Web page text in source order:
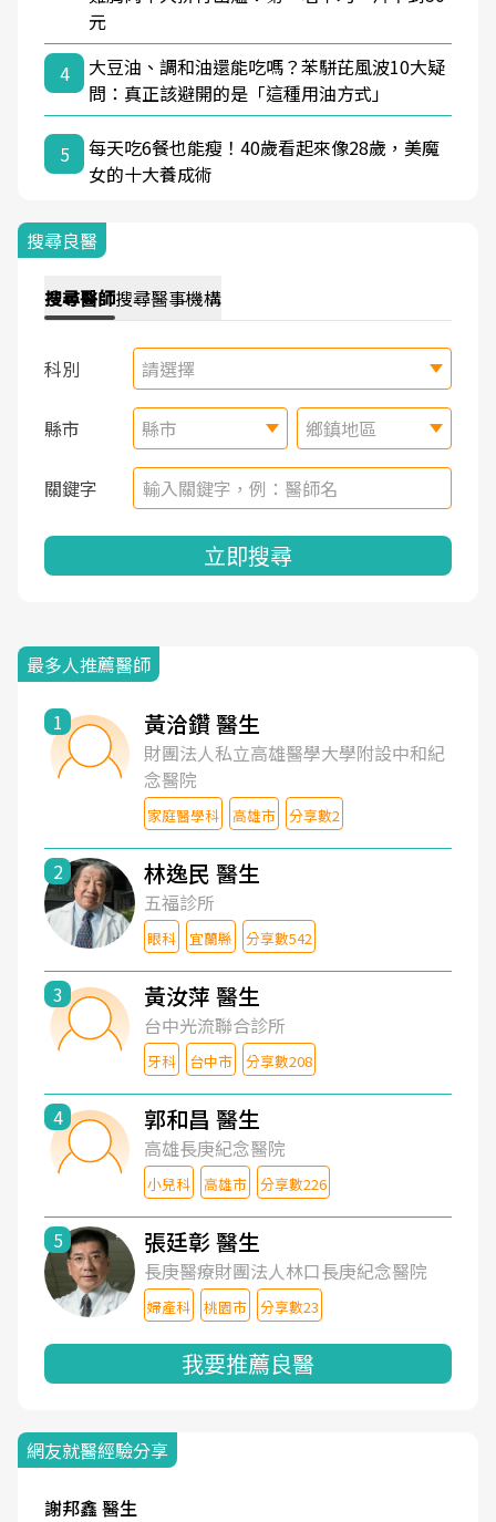
元
4
大豆油、調和油還能吃嗎？苯駢芘風波10大疑
問：真正該避開的是「這種用油方式」
5
每天吃6餐也能瘦！40歲看起來像28歲，美魔
女的十大養成術
搜尋良醫
搜尋醫師搜尋醫事機構
科別 請選擇
縣市 縣市 鄉鎮地區
關鍵字
立即搜尋
最多人推薦醫師
1 黃洽鑽 醫生
財團法人私立高雄醫學大學附設中和紀
念醫院
家庭醫學科 高雄市 分享數2
2 林逸民 醫生
五福診所
眼科 宜蘭縣 分享數542
3 黃汝萍 醫生
台中光流聯合診所
牙科 台中市 分享數208
4 郭和昌 醫生
高雄長庚紀念醫院
小兒科 高雄市 分享數226
5 張廷彰 醫生
長庚醫療財團法人林口長庚紀念醫院
婦產科 桃園市 分享數23
我要推薦良醫
網友就醫經驗分享
謝邦鑫 醫生